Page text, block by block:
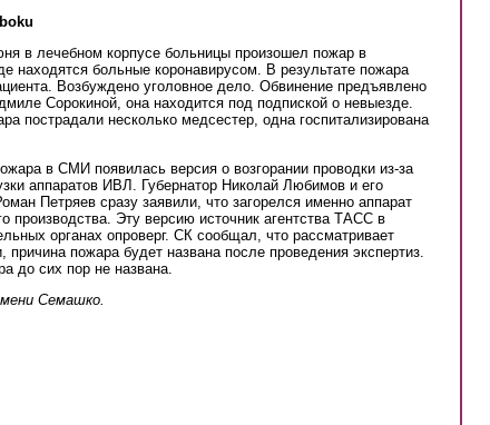
в лечебном корпусе больницы произошел пожар в
находятся больные коронавирусом. В результате пожара
Возбуждено уголовное дело. Обвинение предъявлено
Сорокиной, она находится под подпиской о невыезде.
пострадали несколько медсестер, одна госпитализирована
в СМИ появилась версия о возгорании проводки из-за
аппаратов ИВЛ. Губернатор Николай Любимов и его
Петряев сразу заявили, что загорелся именно аппарат
производства. Эту версию источник агентства ТАСС в
органах опроверг. СК сообщал, что рассматривает
причина пожара будет названа после проведения экспертиз.
до сих пор не названа.
Семашко.